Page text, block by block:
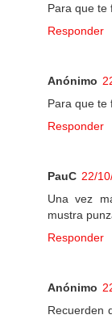
Para que te
Responder
Anónimo
Para que te
Responder
PauC 22/
Una vez
mustra
Responder
Anónimo
Recuerden